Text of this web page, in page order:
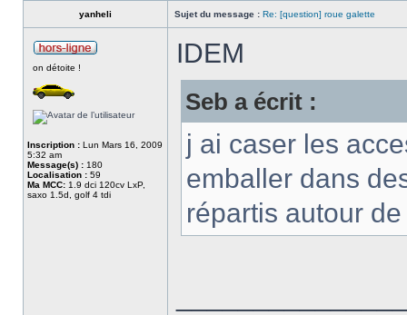
yanheli Sujet du message : Re: [question] roue galette
on détoite !
Inscription : Lun Mars 16, 2009
5:32 am
Message(s) : 180
Localisation : 59
Ma MCC: 1.9 dci 120cv LxP,
saxo 1.5d, golf 4 tdi
IDEM
Seb a écrit :
j ai caser les
emballer dans
répartis autour